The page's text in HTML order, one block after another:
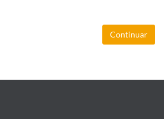
Continuar